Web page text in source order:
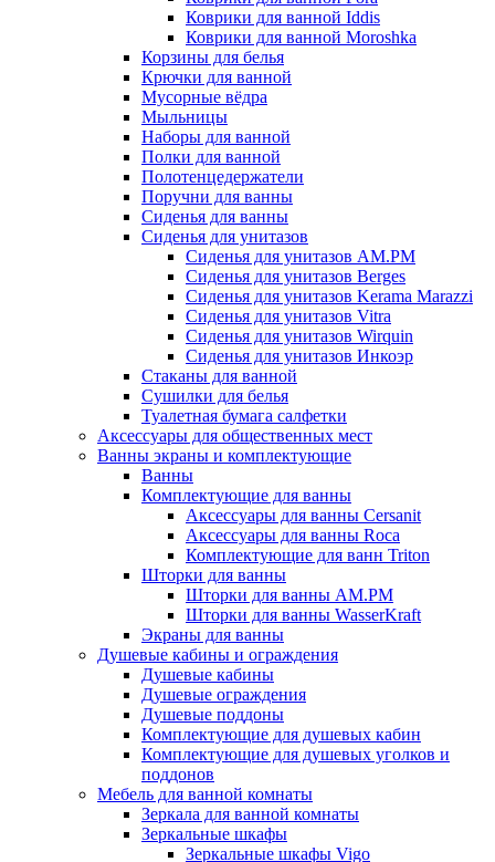
Коврики для ванной Iddis
Коврики для ванной Moroshka
Корзины для белья
Крючки для ванной
Мусорные вёдра
Мыльницы
Наборы для ванной
Полки для ванной
Полотенцедержатели
Поручни для ванны
Сиденья для ванны
Сиденья для унитазов
Сиденья для унитазов AM.PM
Сиденья для унитазов Berges
Сиденья для унитазов Kerama Marazzi
Сиденья для унитазов Vitra
Сиденья для унитазов Wirquin
Сиденья для унитазов Инкоэр
Стаканы для ванной
Сушилки для белья
Туалетная бумага салфетки
Аксессуары для общественных мест
Ванны экраны и комплектующие
Ванны
Комплектующие для ванны
Аксессуары для ванны Cersanit
Аксессуары для ванны Roca
Комплектующие для ванн Triton
Шторки для ванны
Шторки для ванны AM.PM
Шторки для ванны WasserKraft
Экраны для ванны
Душевые кабины и ограждения
Душевые кабины
Душевые ограждения
Душевые поддоны
Комплектующие для душевых кабин
Комплектующие для душевых уголков и
поддонов
Мебель для ванной комнаты
Зеркала для ванной комнаты
Зеркальные шкафы
Зеркальные шкафы Vigo